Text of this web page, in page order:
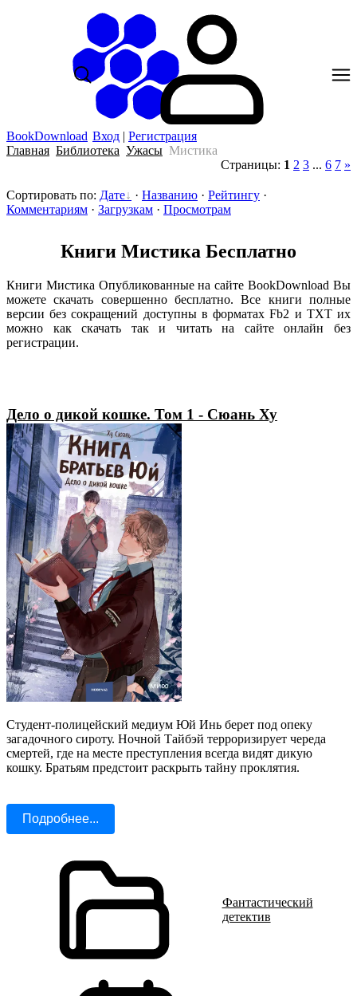
BookDownload Вход | Регистрация
Главная Библиотека Ужасы Мистика
Страницы: 1 2 3 ... 6 7 »
Сортировать по: Дате · Названию · Рейтингу ·
Комментариям · Загрузкам · Просмотрам
Книги Мистика Бесплатно
Книги Мистика Опубликованные на сайте BookDownload Вы
можете скачать совершенно бесплатно. Все книги полные
версии без сокращений доступны в форматах Fb2 и TXT их
можно как скачать так и читать на сайте онлайн без
регистрации.
Дело о дикой кошке. Том 1 - Сюань Ху
Студент-полицейский медиум Юй Инь берет под опеку
загадочного сироту. Ночной Тайбэй терроризирует череда
смертей, где на месте преступления всегда видят дикую
кошку. Братьям предстоит раскрыть тайну проклятия.
Подробнее...
Фантастический
детектив